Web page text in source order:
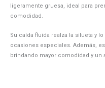
ligeramente gruesa, ideal para
comodidad.
Su caída fluida realza la silueta y
ocasiones especiales. Además,
brindando mayor comodidad y un